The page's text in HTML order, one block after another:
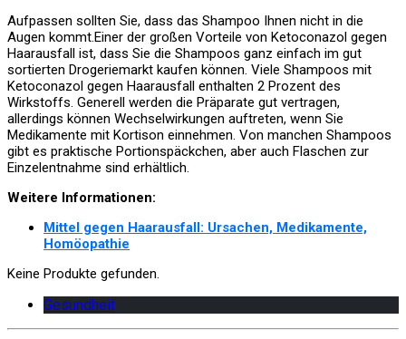
Aufpassen sollten Sie, dass das Shampoo Ihnen nicht in die
Augen kommt.Einer der großen Vorteile von Ketoconazol gegen
Haarausfall ist, dass Sie die Shampoos ganz einfach im gut
sortierten Drogeriemarkt kaufen können. Viele Shampoos mit
Ketoconazol gegen Haarausfall enthalten 2 Prozent des
Wirkstoffs. Generell werden die Präparate gut vertragen,
allerdings können Wechselwirkungen auftreten, wenn Sie
Medikamente mit Kortison einnehmen. Von manchen Shampoos
gibt es praktische Portionspäckchen, aber auch Flaschen zur
Einzelentnahme sind erhältlich.
Weitere Informationen:
Mittel gegen Haarausfall: Ursachen, Medikamente,
Homöopathie
Keine Produkte gefunden.
Gesundheit